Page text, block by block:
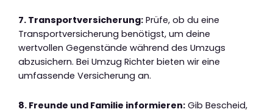
7. Transportversicherung: Prüfe, ob du eine
Transportversicherung benötigst, um deine
wertvollen Gegenstände während des Umzugs
abzusichern. Bei Umzug Richter bieten wir eine
umfassende Versicherung an.
8. Freunde und Familie informieren: Gib Bescheid,